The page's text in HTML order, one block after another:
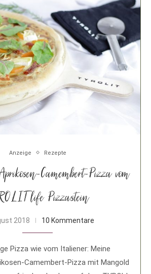
Anzeige Rezepte
Camembert-Pizza vom
life Pizzastein
2018 10 Kommentare
Pizza wie vom Italiener: Meine
Camembert-Pizza mit Mangold